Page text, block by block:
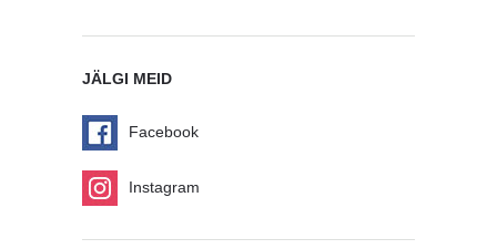
JÄLGI MEID
Facebook
Instagram